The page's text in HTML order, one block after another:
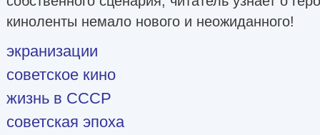
киноленты немало нового и неожиданного!
экранизации
советское кино
жизнь в СССР
советская эпоха